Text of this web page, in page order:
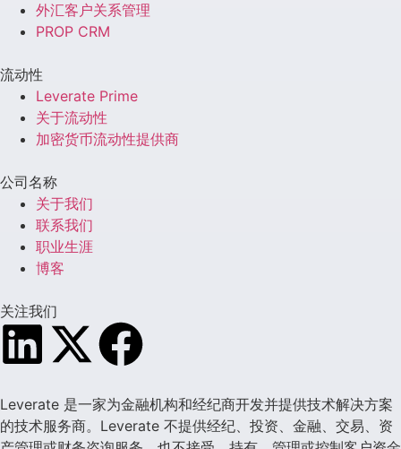
外汇客户关系管理
PROP CRM
流动性
Leverate Prime
关于流动性
加密货币流动性提供商
公司名称
关于我们
联系我们
职业生涯
博客
关注我们
Leverate 是一家为金融机构和经纪商开发并提供技术解决方案
的技术服务商。Leverate 不提供经纪、投资、金融、交易、资